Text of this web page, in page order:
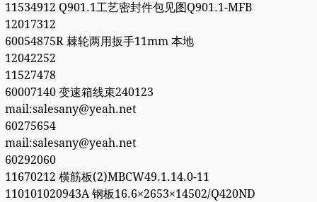
11534912 Q901.1工艺密封件包见图Q901.1-MFB
12017312
60054875R 棘轮两用扳手11mm 本地
12042252
11527478
60007140 变速箱线束240123
mail:salesany@yeah.net
60275654
mail:salesany@yeah.net
60292060
11670212 横筋板(2)MBCW49.1.14.0-11
110101020943A 钢板16.6×2653×14502/Q420ND